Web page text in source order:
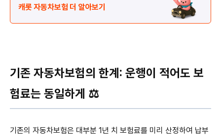
캐롯 자동차보험 더 알아보기
기존 자동차보험의 한계: 운행이 적어도 보
험료는 동일하게 ⚖️
기존의 자동차보험은 대부분 1년 치 보험료를 미리 산정하여 납부